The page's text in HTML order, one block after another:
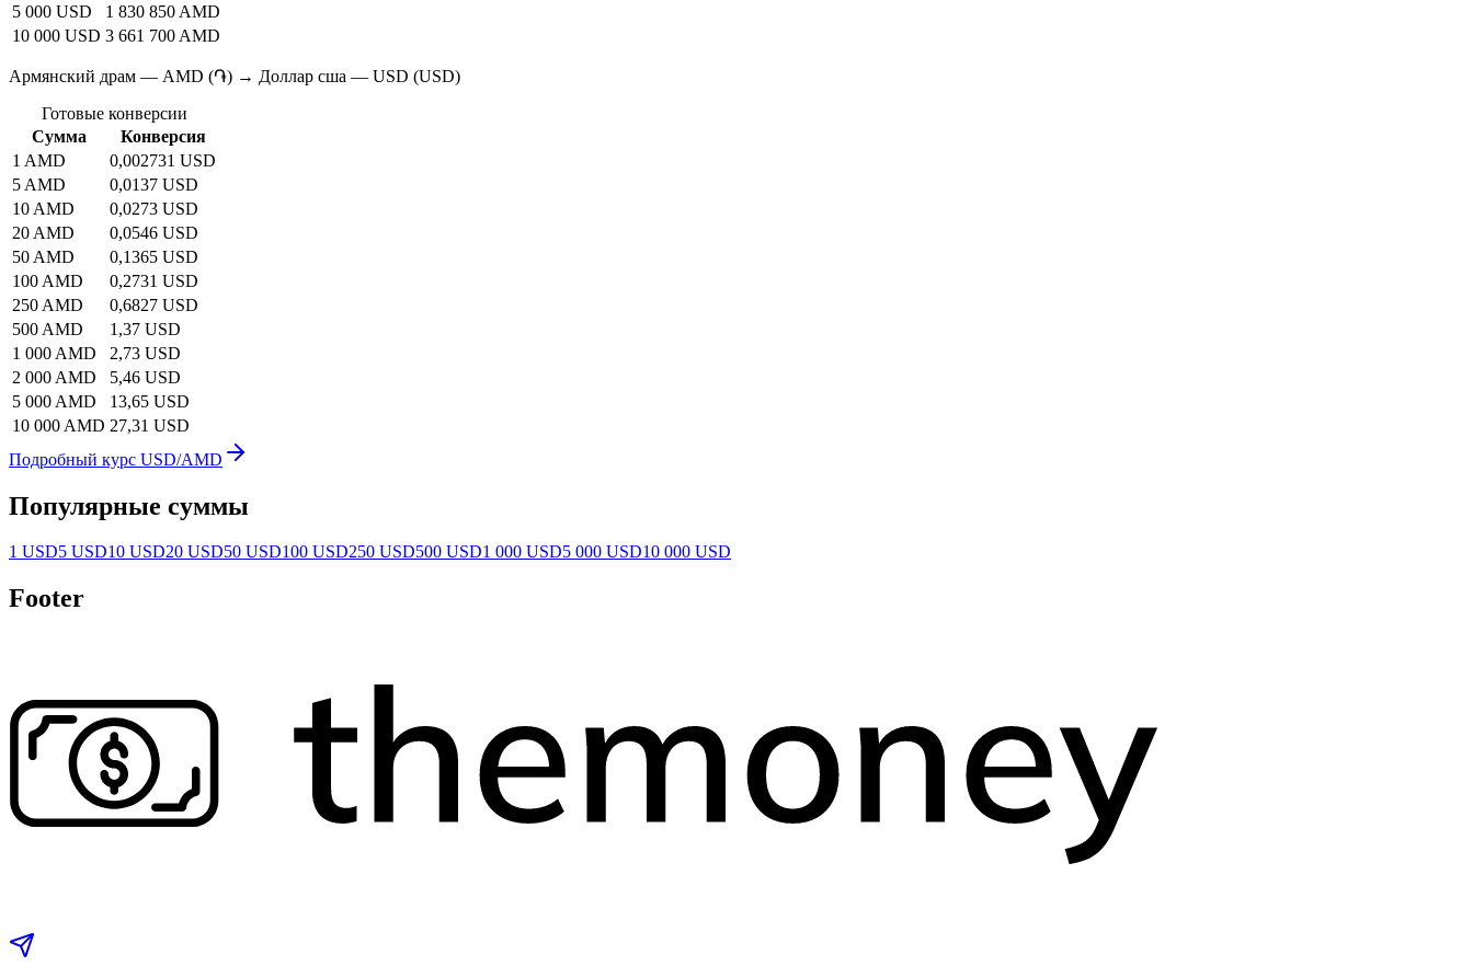
5 000 USD
1 830 850 AMD
10 000 USD 3 661 700 AMD
Армянский драм — AMD (֏) → Доллар сша — USD (USD)
Готовые конверсии
Сумма
Конверсия
1 AMD
0,002731 USD
5 AMD
0,0137 USD
10 AMD
0,0273 USD
20 AMD
0,0546 USD
50 AMD
0,1365 USD
100 AMD
0,2731 USD
250 AMD
0,6827 USD
500 AMD
1,37 USD
1 000 AMD
2,73 USD
2 000 AMD
5,46 USD
5 000 AMD
13,65 USD
10 000 AMD 27,31 USD
Подробный курс USD/AMD
Популярные суммы
1 USD5 USD10 USD20 USD50 USD100 USD250 USD500 USD1 000 USD5 000 USD10 000 USD
Footer